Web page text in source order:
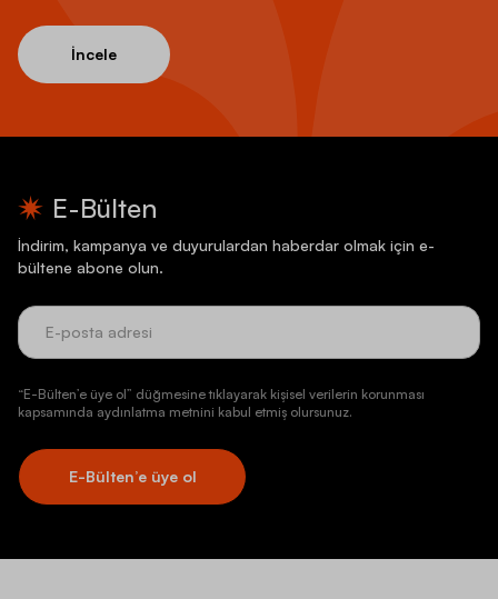
İncele
E-Bülten
İndirim, kampanya ve duyurulardan haberdar olmak için e-
bültene abone olun.
“E-Bülten’e üye ol” düğmesine tıklayarak kişisel verilerin korunması
kapsamında aydınlatma metnini kabul etmiş olursunuz.
E-Bülten’e üye ol